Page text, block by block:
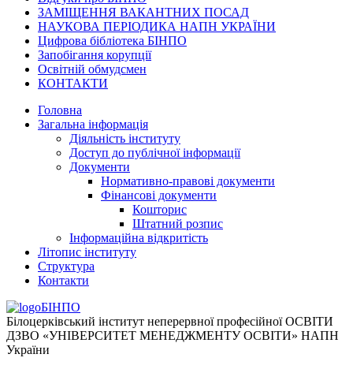
ЗАМІЩЕННЯ ВАКАНТНИХ ПОСАД
НАУКОВА ПЕРІОДИКА НАПН УКРАЇНИ
Цифрова бібліотека БІНПО
Запобігання корупції
Освітній обмудсмен
КОНТАКТИ
Головна
Загальна інформація
Діяльність інституту
Доступ до публічної інформації
Документи
Нормативно-правові документи
Фінансові документи
Кошторис
Штатний розпис
Інформаційна відкритість
Літопис інституту
Структура
Контакти
БІНПО
Білоцерківський інститут неперервної професійної ОСВІТИ
ДЗВО «УНІВЕРСИТЕТ МЕНЕДЖМЕНТУ ОСВІТИ» НАПН
України